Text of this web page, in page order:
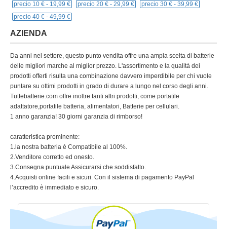
precio 10 € - 19,99 € precio 20 € - 29,99 € precio 30 € - 39,99 €
precio 40 € - 49,99 €
AZIENDA
Da anni nel settore, questo punto vendita offre una ampia scelta di batterie
delle migliori marche al miglior prezzo. L'assortimento e la qualità dei
prodotti offerti risulta una combinazione davvero imperdibile per chi vuole
puntare su ottimi prodotti in grado di durare a lungo nel corso degli anni.
Tuttebatterie.com offre inoltre tanti altri prodotti, come portatile
adattatore,portatile batteria, alimentatori, Batterie per cellulari.
1 anno garanzia! 30 giorni garanzia di rimborso!
caratteristica prominente:
1.la nostra batteria è Compatibile al 100%.
2.Venditore corretto ed onesto.
3.Consegna puntuale Assicurarsi che soddisfatto.
4.Acquisti online facili e sicuri. Con il sistema di pagamento PayPal
l’accredito è immediato e sicuro.